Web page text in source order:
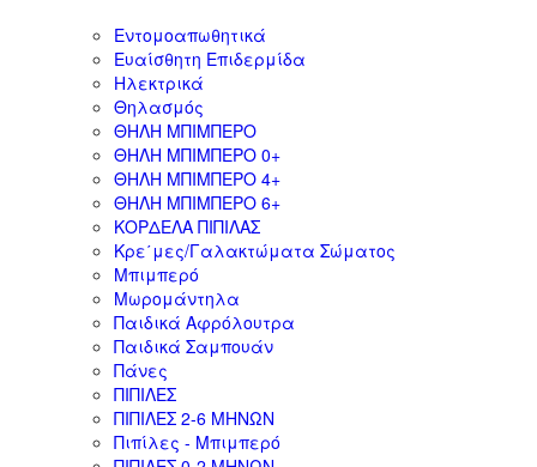
Εντομοαπωθητικά
Ευαίσθητη Επιδερμίδα
Ηλεκτρικά
Θηλασμός
ΘΗΛΗ ΜΠΙΜΠΕΡΟ
ΘΗΛΗ ΜΠΙΜΠΕΡΟ 0+
ΘΗΛΗ ΜΠΙΜΠΕΡΟ 4+
ΘΗΛΗ ΜΠΙΜΠΕΡΟ 6+
ΚΟΡΔΕΛΑ ΠΙΠΙΛΑΣ
Κρε΄μες/Γαλακτώματα Σώματος
Μπιμπερό
Μωρομάντηλα
Παιδικά Αφρόλουτρα
Παιδικά Σαμπουάν
Πάνες
ΠΙΠΙΛΕΣ
ΠΙΠΙΛΕΣ 2-6 ΜΗΝΩΝ
Πιπίλες - Μπιμπερό